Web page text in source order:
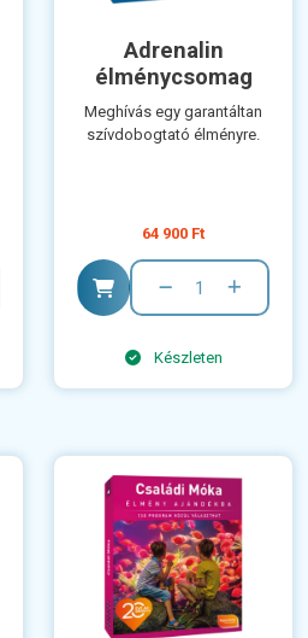
Adrenalin
élménycsomag
Meghívás egy garantáltan
szívdobogtató élményre.
64 900 Ft
Készleten